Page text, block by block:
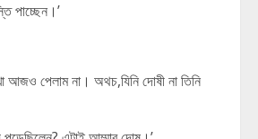
পাচ্ছেন।’
আজও পেলাম না। অথচ,যিনি দোষী না তিনি